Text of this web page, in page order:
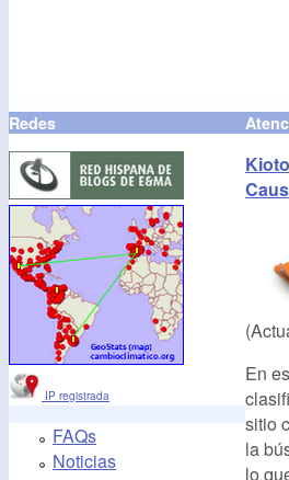
Redes
IP registrada
FAQs
Noticias
Kioto
En
sitio
la
lo